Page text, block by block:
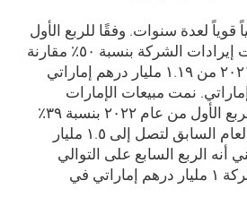
قوياً لعدة سنوات. وفقًا للربع الأول
من عام ۲۰۲۲، ارتفعت إيرادات الشركة بنسبة ٥۰٪ مقارنة
بالربع الأول من عام ۲۰۲۱ من ۱.۱۹ مليار درهم إماراتي
إماراتي. نمت مبيعات الإمارات
العربية المتحدة في الربع الأول من عام ۲۰۲۲ بنسبة ۳۹٪
منذ نفس الفترة من العام السابق لتصل إلى ۱.٥ مليار
أنه الربع السابع على التوالي
الذي تجاوزت فيه الشركة ۱ مليار درهم إماراتي في